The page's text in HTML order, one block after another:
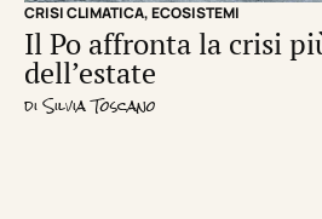
CRISI CLIMATICA,ECOSISTEMI
Il Po affronta la crisi
dell’estate
diSilvia Toscano